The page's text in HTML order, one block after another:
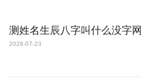
测姓名生辰八字叫什么没字网
2026-07-23